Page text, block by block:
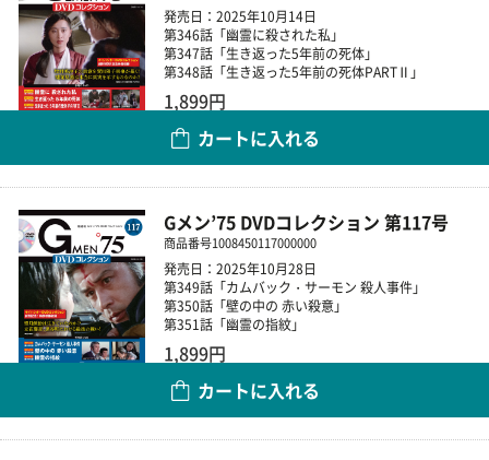
発売日：2025年10月14日
第346話「幽霊に殺された私」
第347話「生き返った5年前の死体」
第348話「生き返った5年前の死体PARTⅡ」
1,899円
カートに入れる
Gメン’75 DVDコレクション 第117号
商品番号1008450117000000
発売日：2025年10月28日
第349話「カムバック・サーモン 殺人事件」
第350話「壁の中の 赤い殺意」
第351話「幽霊の指紋」
1,899円
カートに入れる